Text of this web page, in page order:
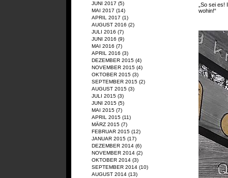
JUNI 2017 (5)
MAI 2017 (14)
APRIL 2017 (1)
AUGUST 2016 (2)
JULI 2016 (7)
JUNI 2016 (9)
MAI 2016 (7)
APRIL 2016 (3)
DEZEMBER 2015 (4)
NOVEMBER 2015 (4)
OKTOBER 2015 (3)
SEPTEMBER 2015 (2)
AUGUST 2015 (3)
JULI 2015 (3)
JUNI 2015 (5)
MAI 2015 (7)
APRIL 2015 (11)
MÄRZ 2015 (7)
FEBRUAR 2015 (12)
JANUAR 2015 (17)
DEZEMBER 2014 (6)
NOVEMBER 2014 (2)
OKTOBER 2014 (3)
SEPTEMBER 2014 (10)
AUGUST 2014 (13)
„So sei
wohin!“